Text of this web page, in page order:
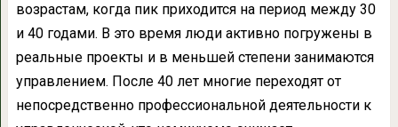
возрастам, когда пик приходится на период между 30
и 40 годами. В это время люди активно погружены в
реальные проекты и в меньшей степени занимаются
управлением. После 40 лет многие переходят от
непосредственно профессиональной деятельности к